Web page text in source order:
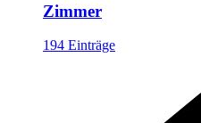
Zimmer
194 Einträge